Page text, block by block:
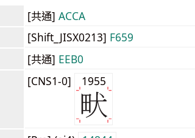
[共通] ACCA
[Shift_JISX0213] F659
[共通] EEB0
[CNS1-0] 1955